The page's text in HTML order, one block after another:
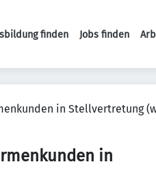
finden Jobs finden
in Stellvertretung
in